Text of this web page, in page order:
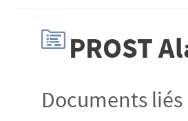
H PROST
Documents liés